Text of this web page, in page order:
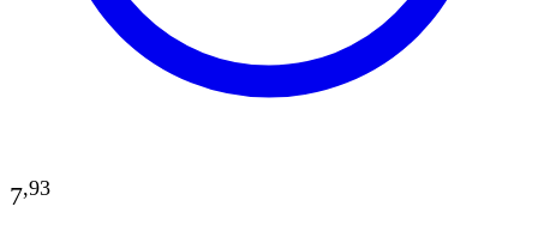
7,93